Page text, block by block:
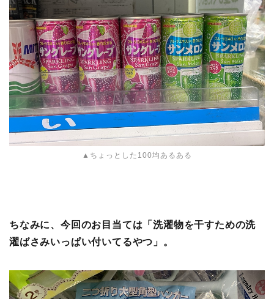
▲ちょっとした100均あるある
ちなみに、今回のお目当ては「洗濯物を干すための洗
濯ばさみいっぱい付いてるやつ」。